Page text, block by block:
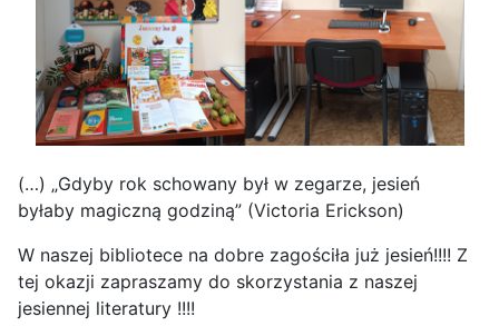
(…) „Gdyby rok schowany był w zegarze, jesień
byłaby magiczną godziną” (Victoria Erickson)
W naszej bibliotece na dobre zagościła już jesień!!!! Z
tej okazji zapraszamy do skorzystania z naszej
jesiennej literatury !!!!